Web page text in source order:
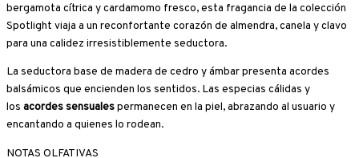
bergamota cítrica y cardamomo fresco, esta fragancia de la colección
Spotlight viaja a un reconfortante corazón de almendra, canela y clavo
para una calidez irresistiblemente seductora.
La seductora base de madera de cedro y ámbar presenta acordes
balsámicos que encienden los sentidos. Las especias cálidas y
los acordes sensualespermanecen en la piel, abrazando al usuario y
encantando a quienes lo rodean.
NOTAS OLFATIVAS